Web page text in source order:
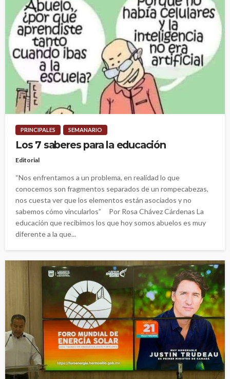
PRINCIPALES SEMANARIO
Los 7 saberes para la educación
Editorial
“Nos enfrentamos a un problema, en realidad lo que
conocemos son fragmentos separados de un rompecabezas,
nos cuesta ver que los elementos están asociados y no
sabemos cómo vincularlos” Por Rosa Chávez Cárdenas La
educación que recibimos los que hoy somos abuelos es muy
diferente a la que...